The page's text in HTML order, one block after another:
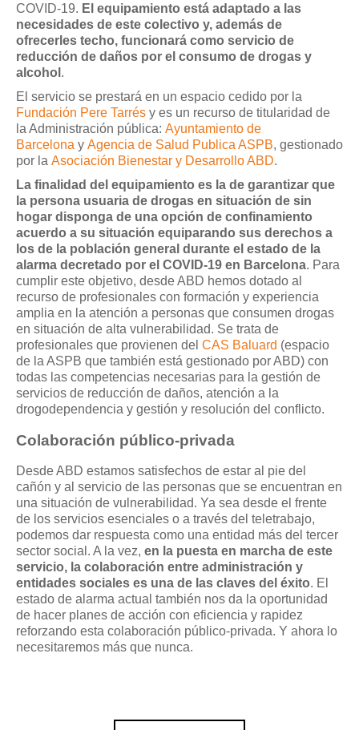
COVID-19. El equipamiento está adaptado a las
necesidades de este colectivo y, además de
ofrecerles techo, funcionará como servicio de
reducción de daños por el consumo de drogas y
alcohol .
El servicio se prestará en un espacio cedido por la
Fundación Pere Tarrés y es un recurso de titularidad de
la Administración pública: Ayuntamiento de
Barcelona y Agencia de Salud Publica ASPB, gestionado
por la Asociación Bienestar y Desarrollo ABD.
La finalidad del equipamiento es la de garantizar que
la persona usuaria de drogas en situación de sin
hogar disponga de una opción de confinamiento
acuerdo a su situación equiparando sus derechos a
los de la población general durante el estado de la
alarma decretado por el COVID-19 en Barcelona. Para
cumplir este objetivo, desde ABD hemos dotado al
recurso de profesionales con formación y experiencia
amplia en la atención a personas que consumen drogas
en situación de alta vulnerabilidad. Se trata de
profesionales que provienen del CAS Baluard (espacio
de la ASPB que también está gestionado por ABD) con
todas las competencias necesarias para la gestión de
servicios de reducción de daños, atención a la
drogodependencia y gestión y resolución del conflicto.
Colaboración público-privada
Desde ABD estamos satisfechos de estar al pie del
cañón y al servicio de las personas que se encuentran en
una situación de vulnerabilidad. Ya sea desde el frente
de los servicios esenciales o a través del teletrabajo,
podemos dar respuesta como una entidad más del tercer
sector social. A la vez, en la puesta en marcha de este
servicio, la colaboración entre administración y
entidades sociales es una de las claves del éxito. El
estado de alarma actual también nos da la oportunidad
de hacer planes de acción con eficiencia y rapidez
reforzando esta colaboración público-privada. Y ahora lo
necesitaremos más que nunca.